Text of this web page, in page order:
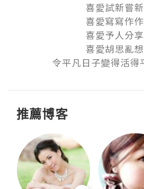
喜愛試新嘗新
喜愛寫寫作作
喜愛予人分享
喜愛胡思亂想
令平凡日子變得活得
推薦博客